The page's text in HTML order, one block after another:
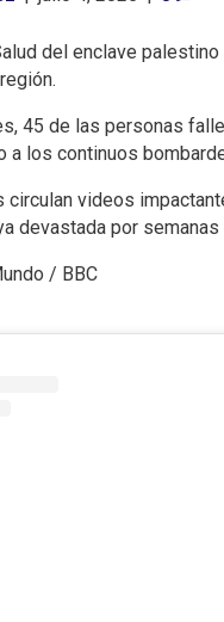
del enclave
45 de las personas
a los continuos
circulan videos
devastada por
/ BBC